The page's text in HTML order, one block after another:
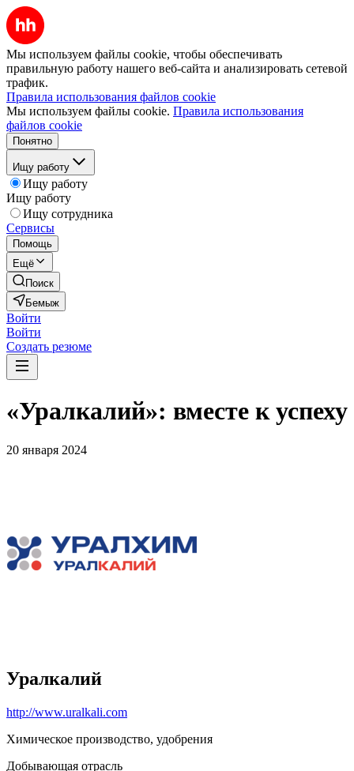
Мы используем файлы cookie, чтобы обеспечивать
правильную работу нашего веб-сайта и анализировать сетевой
трафик.
Правила использования файлов cookie
Мы используем файлы cookie. Правила использования
файлов cookie
Понятно
Ищу работу
Ищу работу
Ищу работу
Ищу сотрудника
Сервисы
Помощь
Ещё
Поиск
Бемыж
Войти
Войти
Создать резюме
«Уралкалий»: вместе к успеху
20 января 2024
Уралкалий
http://www.uralkali.com
Химическое производство, удобрения
Добывающая отрасль